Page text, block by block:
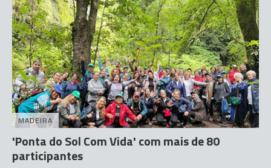
MADEIRA
'Ponta do Sol Com Vida' com mais de 80
participantes